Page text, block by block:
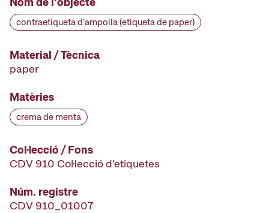
contraetiqueta d'ampolla (etiqueta de paper)
Material / Tècnica
paper
Matèries
crema de menta
Col·lecció / Fons
CDV 910 Col·lecció d’etiquetes
Núm. registre
CDV 910_01007